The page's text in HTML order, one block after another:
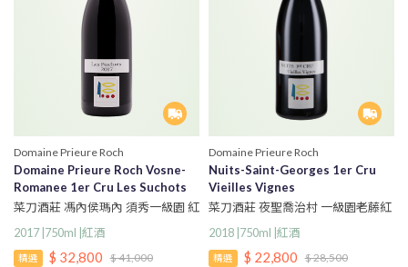
Domaine Prieure Roch
Domaine Prieure Roch Vosne-
Romanee 1er Cru Les Suchots
菜刀酒莊 馮內侯瑪內 須秀一級園 紅
2017 |750ml |紅酒
精選 $ 32,800 $ 41,000
Domaine Prieure Roch
Nuits-Saint-Georges 1er Cru
Vieilles Vignes
菜刀酒莊 夜聖喬治村 一級園老藤紅
2018 |750ml |紅酒
精選 $ 22,800 $ 28,500